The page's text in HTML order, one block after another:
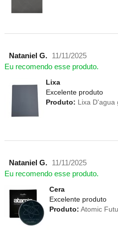
Nataniel G.
11/11/2025
Eu recomendo esse produto.
Lixa
Excelente produto
Produto: Lixa D'agua
Nataniel G.
11/11/2025
Eu recomendo esse produto.
Cera
Excelente produto
Produto: Atomic